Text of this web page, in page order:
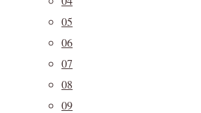
05
06
07
08
09